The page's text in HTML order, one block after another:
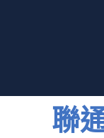
聯